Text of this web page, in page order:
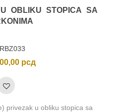
OBLIKU STOPICA SA
рсд
privezak u obliku stopica sa